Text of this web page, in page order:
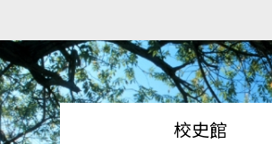
校史館